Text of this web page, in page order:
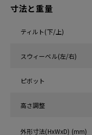
寸法と重量
ティルト(下/上)
スウィーベル(左/右)
ピボット
高さ調整
外形寸法(HxWxD) (mm)